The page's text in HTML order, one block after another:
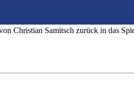
Eispiraten hauchdünn
Christian Samitsch zurück in das